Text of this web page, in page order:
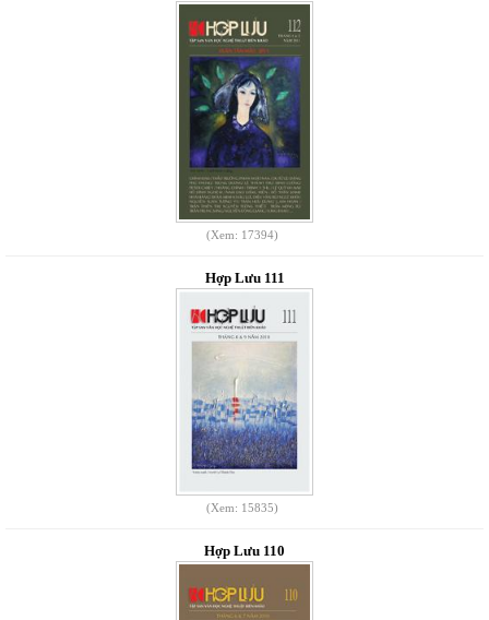
(Xem: 17394)
Hợp Lưu 111
(Xem: 15835)
Hợp Lưu 110